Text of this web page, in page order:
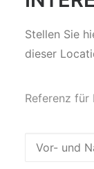
Stellen Sie
dieser
Referenz für